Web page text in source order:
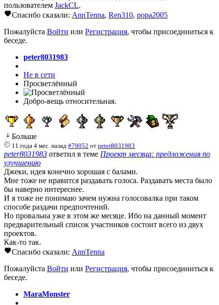
пользователем JackCL.
Спасибо сказали: AnnTenna, Ren310, popa2005
Пожалуйста Войти или Регистрация, чтобы присоединиться к
беседе.
peter8031983
Не в сети
Просветлённый
Добро-вещь относительная.
Больше
11 года 4 мес. назад #79052 отpeter8031983
peter8031983 ответил в теме Проект месяца: предложения по
улучшению
Джеки, идея конечно хорошая с балами.
Мне тоже не нравится раздавать голоса. Раздавать места было
бы наверно интереснее.
И я тоже не понимаю зачем нужна голосовалка при таком
способе раздачи предпочтений.
Но провальна уже в этом же месяце. Ибо на данный момент
предварительный список участников состоит всего из двух
проектов.
Как-то так.
Спасибо сказали: AnnTenna
Пожалуйста Войти или Регистрация, чтобы присоединиться к
беседе.
MaraMonster